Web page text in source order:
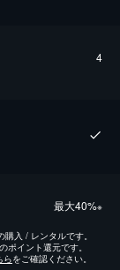
4
最⼤40%※
入 / レンタルです。
イント還元です。
らをご確認ください。